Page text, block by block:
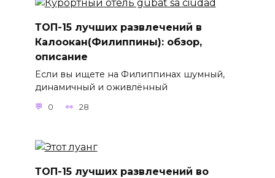
ТОП-15 лучших развлечений в
Калоокан(Филиппины): обзор,
описание
Если вы ищете на Филиппинах шумный,
динамичный и оживлённый
0 28
ТОП-15 лучших развлечений во